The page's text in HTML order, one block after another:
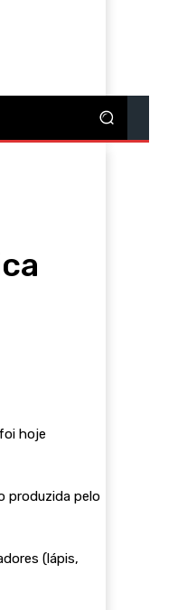
hoje
produzida pelo
(lápis,